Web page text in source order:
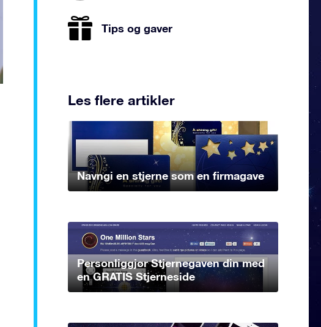
Tips og gaver
Les flere artikler
Navngi en stjerne som en firmagave
Personliggjør Stjernegaven din med
en GRATIS Stjerneside